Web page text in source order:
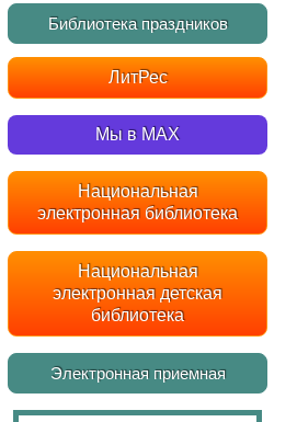
Библиотека праздников
ЛитРес
Мы в MAX
Национальная
электронная библиотека
Национальная
электронная детская
библиотека
Электронная приемная